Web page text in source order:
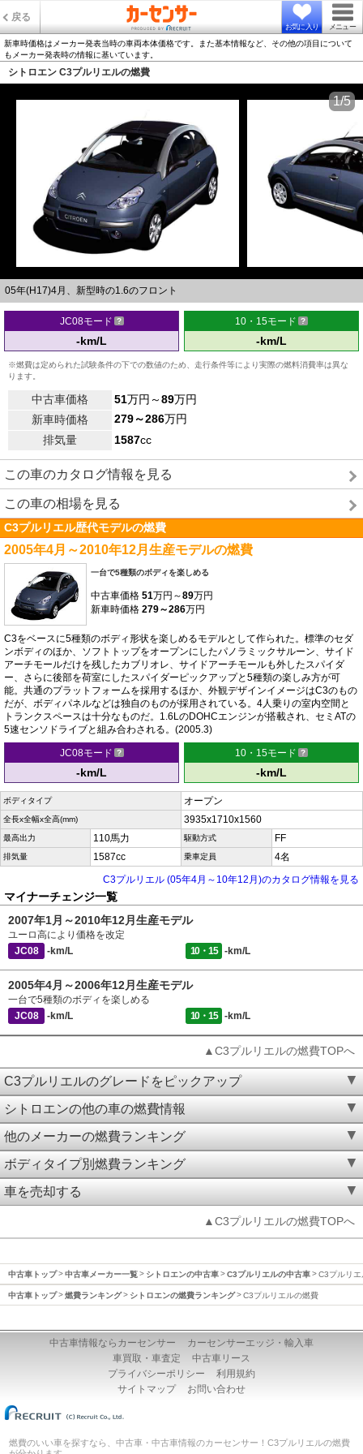
戻る
お気に入り メニュー
新車時価格はメーカー発表当時の車両本体価格です。また基本情報など、その他の項目について
もメーカー発表時の情報に基いています。
シトロエン C3プルリエルの燃費
05年(H17)4月、新型時の1.6のフロント
1/5
JC08モード
-km/L
10・15モード
-km/L
※燃費は定められた試験条件の下での数値のため、走行条件等により実際の燃料消費率は異な
ります。
中古車価格 51万円～89万円
新車時価格
279～286万円
排気量
1587cc
この車のカタログ情報を見る
この車の相場を見る
C3プルリエル歴代モデルの燃費
2005年4月～2010年12月生産モデルの燃費
一台で5種類のボディを楽しめる
中古車価格 51万円～89万円
新車時価格 279～286万円
C3をベースに5種類のボディ形状を楽しめるモデルとして作られた。標準のセダ
ンボディのほか、ソフトトップをオープンにしたパノラミックサルーン、サイド
アーチモールだけを残したカブリオレ、サイドアーチモールも外したスパイダ
ー、さらに後部を荷室にしたスパイダーピックアップと5種類の楽しみ方が可
能。共通のプラットフォームを採用するほか、外観デザインイメージはC3のもの
だが、ボディパネルなどは独自のものが採用されている。4人乗りの室内空間と
トランクスペースは十分なものだ。1.6LのDOHCエンジンが搭載され、セミATの
5速センソドライブと組み合わされる。(2005.3)
JC08モード
-km/L
10・15モード
-km/L
ボディタイプ オープン
全長x全幅x全高(mm) 3935x1710x1560
最高出力 110馬力 駆動方式 FF
排気量 1587cc 乗車定員
4名
C3プルリエル (05年4月～10年12月)のカタログ情報を見る
マイナーチェンジ一覧
2007年1月～2010年12月生産モデル
ユーロ高により価格を改定
JC08
-km/L 10・15 -km/L
2005年4月～2006年12月生産モデル
一台で5種類のボディを楽しめる
JC08
-km/L 10・15 -km/L
▲C3プルリエルの燃費TOPへ
C3プルリエルのグレードをピックアップ
シトロエンの他の車の燃費情報
他のメーカーの燃費ランキング
ボディタイプ別燃費ランキング
車を売却する
▲C3プルリエルの燃費TOPへ
中古車トップ 中古車メーカー一覧 シトロエンの中古車 C3プルリエルの中古車 C3プルリ
中古車トップ 燃費ランキング シトロエンの燃費ランキング C3プルリエルの燃費
中古車情報ならカーセンサー
カーセンサーエッジ・輸入車
車買取・車査定
中古車リース
プライバシーポリシー
利用規約
サイトマップ
お問い合わせ
燃費のいい車を探すなら、中古車・中古車情報のカーセンサー！C3プルリエルの燃費